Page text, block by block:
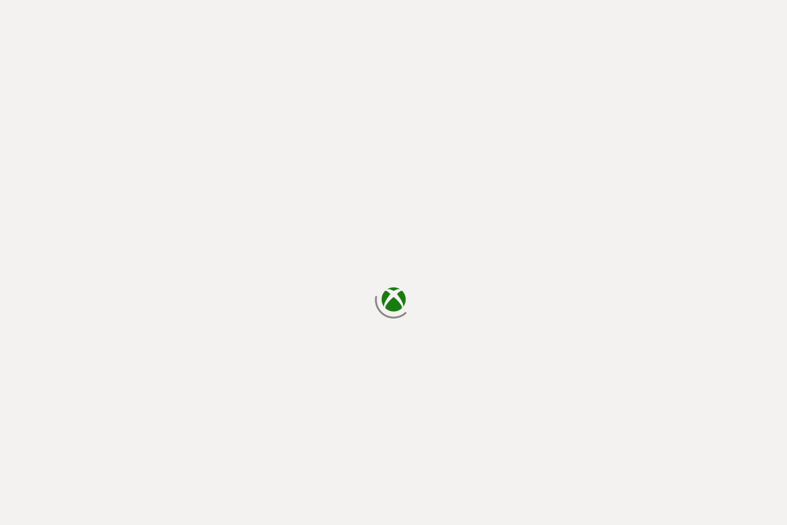
يتم الآن التحميل